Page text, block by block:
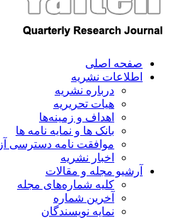
صفحه اصلی
اطلاعات نشریه
درباره نشریه
هیات تحریریه
اهداف و زمینه‌ها
بانک ها و نمایه نامه ها
موافقت نامه دسترسی آزاد
اخبار نشریه
آرشیو مجله و مقالات
کلیه شماره‌های مجله
آخرین شماره
نمایه نویسندگان